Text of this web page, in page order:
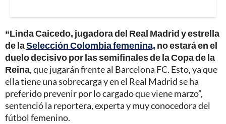
“Linda Caicedo, jugadora del Real Madrid y estrella
de laSelección Colombia femenina, no estará en el
duelo decisivo por las semifinales de la Copa de la
Reina, que jugarán frente al Barcelona FC. Esto, ya que
ella tiene una sobrecarga y en el Real Madrid se ha
preferido prevenir por lo cargado que viene marzo”,
sentenció la reportera, experta y muy conocedora del
fútbol femenino.